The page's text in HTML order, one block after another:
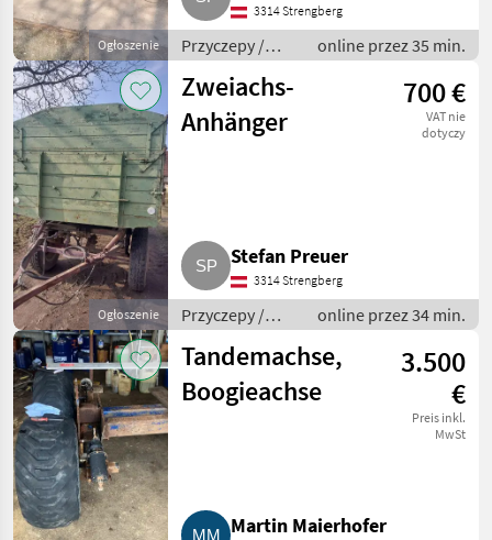
Ogłoszenie
3314 Strengberg
Przyczepy /
Przyczepy z
przesuwną
ścianą
online przez 35 min.
Ogłoszenie
Zweiachs-
Anhänger
700 €
VAT nie
dotyczy
Stefan Preuer
3314 Strengberg
Przyczepy /
Przyczepy z
przesuwną
ścianą
online przez 34 min.
Tandemachse,
Boogieachse
3.500
€
Preis inkl.
MwSt
Martin Maierhofer